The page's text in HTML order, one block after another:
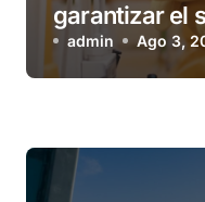
garantizar el
una familia de
admin Ago 3,